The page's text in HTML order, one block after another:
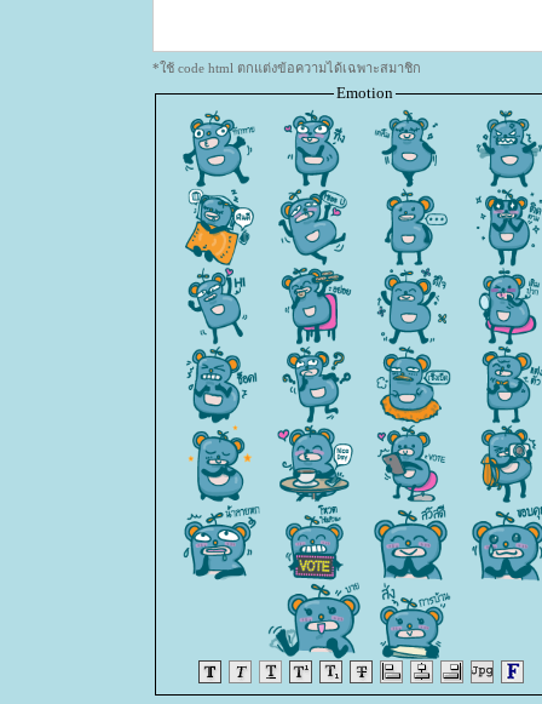
*ใช้ code html ตกแต่งข้อความได้เฉพาะสมาชิก
Emotion